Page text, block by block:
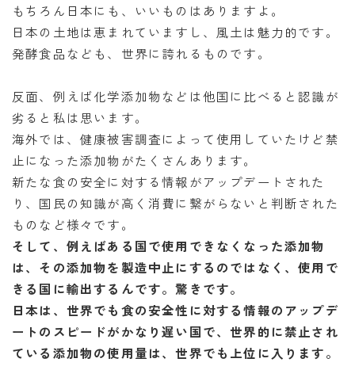
もちろん日本にも、いいものはありますよ。
日本の土地は恵まれていますし、風土は魅力的です。
発酵食品なども、世界に誇れるものです。
反面、例えば化学添加物などは他国に比べると認識が
劣ると私は思います。
海外では、健康被害調査によって使用していたけど禁
止になった添加物がたくさんあります。
新たな食の安全に対する情報がアップデートされた
り、国民の知識が高く消費に繋がらないと判断された
ものなど様々です。
そして、例えばある国で使用できなくなった添加物
は、その添加物を製造中止にするのではなく、使用で
きる国に輸出するんです。驚きです。
日本は、世界でも食の安全性に対する情報のアップデ
ートのスピードがかなり遅い国で、世界的に禁止され
ている添加物の使用量は、世界でも上位に入ります。